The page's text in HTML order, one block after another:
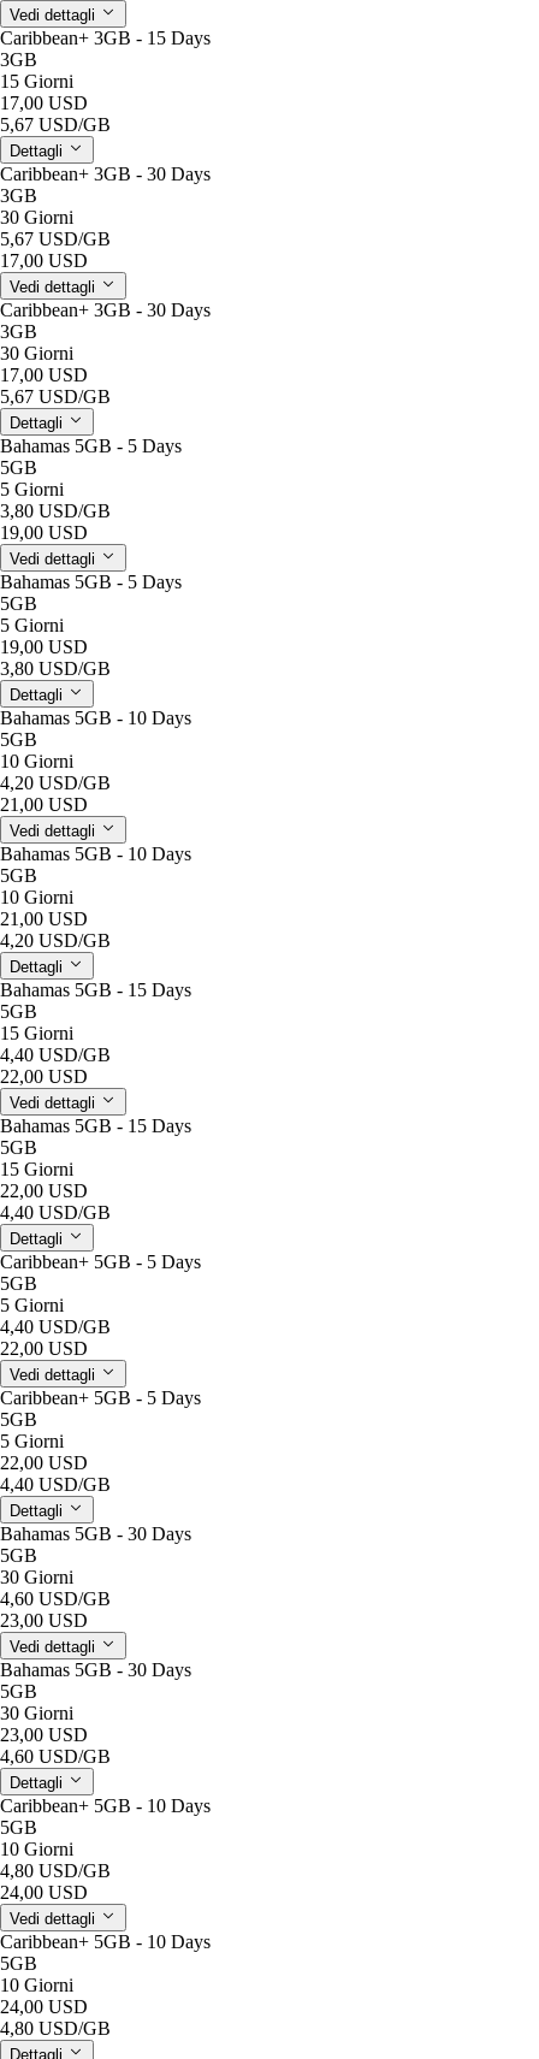
Vedi dettagli
Caribbean+ 3GB - 15 Days
3GB
15 Giorni
17,00 USD
5,67 USD/GB
Dettagli
Caribbean+ 3GB - 30 Days
3GB
30 Giorni
5,67 USD/GB
17,00 USD
Vedi dettagli
Caribbean+ 3GB - 30 Days
3GB
30 Giorni
17,00 USD
5,67 USD/GB
Dettagli
Bahamas 5GB - 5 Days
5GB
5 Giorni
3,80 USD/GB
19,00 USD
Vedi dettagli
Bahamas 5GB - 5 Days
5GB
5 Giorni
19,00 USD
3,80 USD/GB
Dettagli
Bahamas 5GB - 10 Days
5GB
10 Giorni
4,20 USD/GB
21,00 USD
Vedi dettagli
Bahamas 5GB - 10 Days
5GB
10 Giorni
21,00 USD
4,20 USD/GB
Dettagli
Bahamas 5GB - 15 Days
5GB
15 Giorni
4,40 USD/GB
22,00 USD
Vedi dettagli
Bahamas 5GB - 15 Days
5GB
15 Giorni
22,00 USD
4,40 USD/GB
Dettagli
Caribbean+ 5GB - 5 Days
5GB
5 Giorni
4,40 USD/GB
22,00 USD
Vedi dettagli
Caribbean+ 5GB - 5 Days
5GB
5 Giorni
22,00 USD
4,40 USD/GB
Dettagli
Bahamas 5GB - 30 Days
5GB
30 Giorni
4,60 USD/GB
23,00 USD
Vedi dettagli
Bahamas 5GB - 30 Days
5GB
30 Giorni
23,00 USD
4,60 USD/GB
Dettagli
Caribbean+ 5GB - 10 Days
5GB
10 Giorni
4,80 USD/GB
24,00 USD
Vedi dettagli
Caribbean+ 5GB - 10 Days
5GB
10 Giorni
24,00 USD
4,80 USD/GB
Dettagli